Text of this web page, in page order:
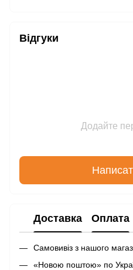
Відгуки
Додайте
Доставка Оплата
Самовивіз з нашого
«Новою поштою» по